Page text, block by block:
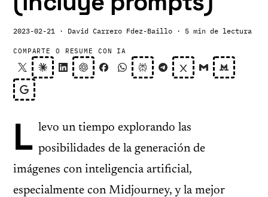
2023-02-21 · David Carrero Fdez-Baillo · 5 min de lectura
COMPARTE O RESUME CON IA
L levo un tiempo explorando las
posibilidades de la generación de
imágenes con inteligencia artificial,
especialmente con Midjourney, y la mejor